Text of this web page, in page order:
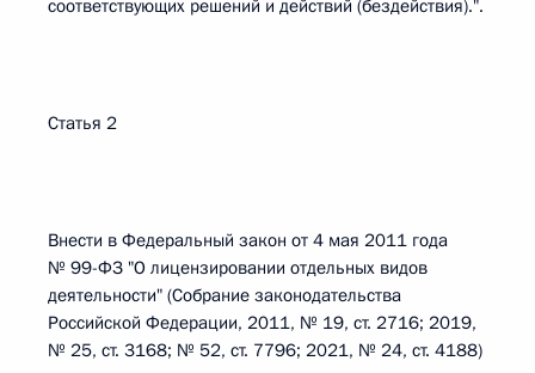
соответствующих решений и действий (бездействия).".
Статья 2
Внести в Федеральный закон от 4 мая 2011 года
№ 99-ФЗ "О лицензировании отдельных видов
деятельности" (Собрание законодательства
Российской Федерации, 2011, № 19, ст. 2716; 2019,
№ 25, ст. 3168; № 52, ст. 7796; 2021, № 24, ст. 4188)